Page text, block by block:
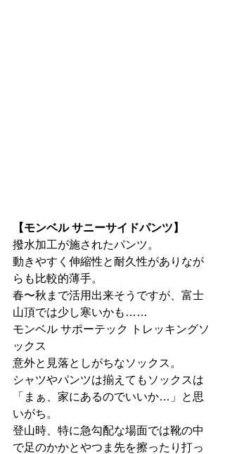
【モンベル サニーサイドパンツ】
撥水加工が施されたパンツ。
動きやすく伸縮性と耐久性がありなが
らも比較的薄手。
春〜秋まで活用出来そうですが、富士
山頂では少し寒いかも……
モンベル サポーテック トレッキングソ
ックス
意外と見落としがちなソックス。
シャツやパンツは揃えてもソックスは
「まぁ、家にあるのでいいか…」と思
いがち。
登山時、特に急勾配な場面では靴の中
で足のかかとやつま先を擦ったり打っ